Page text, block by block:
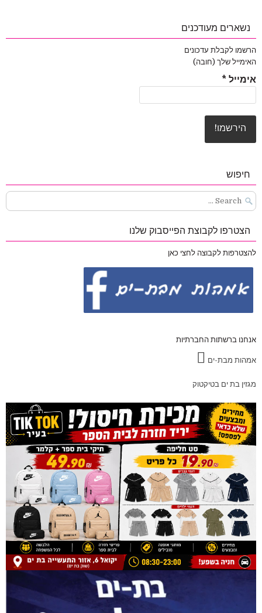
נשארים מעודכנים
הרשמו לקבלת עדכונים
האימייל שלך (חובה)
אימייל *
חיפוש
Search
for:
הצטרפו לקבוצת הפייסבוק שלנו
להצטרפות לקבוצה לחצי כאן
אנחנו ברשתות החברתיות
אמהות מבת-ים
מגזין בת ים בטיקטוק